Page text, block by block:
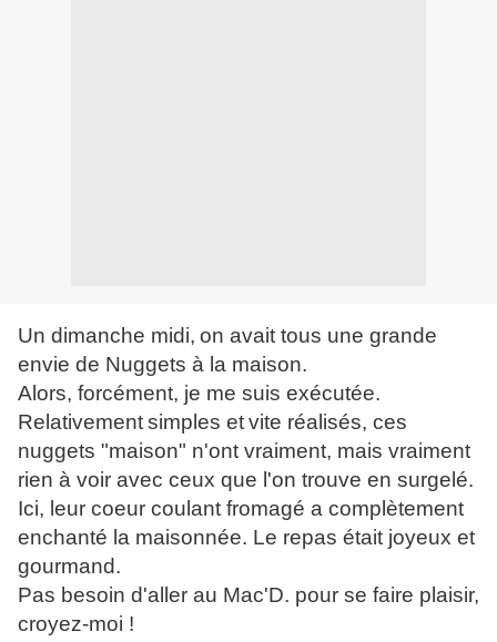
Un dimanche midi, on avait tous une grande
envie de Nuggets à la maison.
Alors, forcément, je me suis exécutée.
Relativementsimples etvite réalisés, ces
nuggets "maison" n'ont vraiment, mais vraiment
rien à voir avec ceux que l'on trouve en surgelé.
Ici, leur coeur coulant fromagé a complètement
enchanté la maisonnée. Le repas était joyeux et
gourmand.
Pas besoin d'aller au Mac'D. pour se faire plaisir,
croyez-moi !